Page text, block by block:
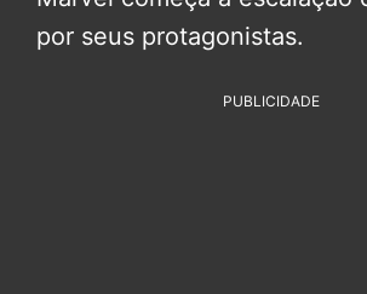
por seus protagonistas.
PUBLICIDADE